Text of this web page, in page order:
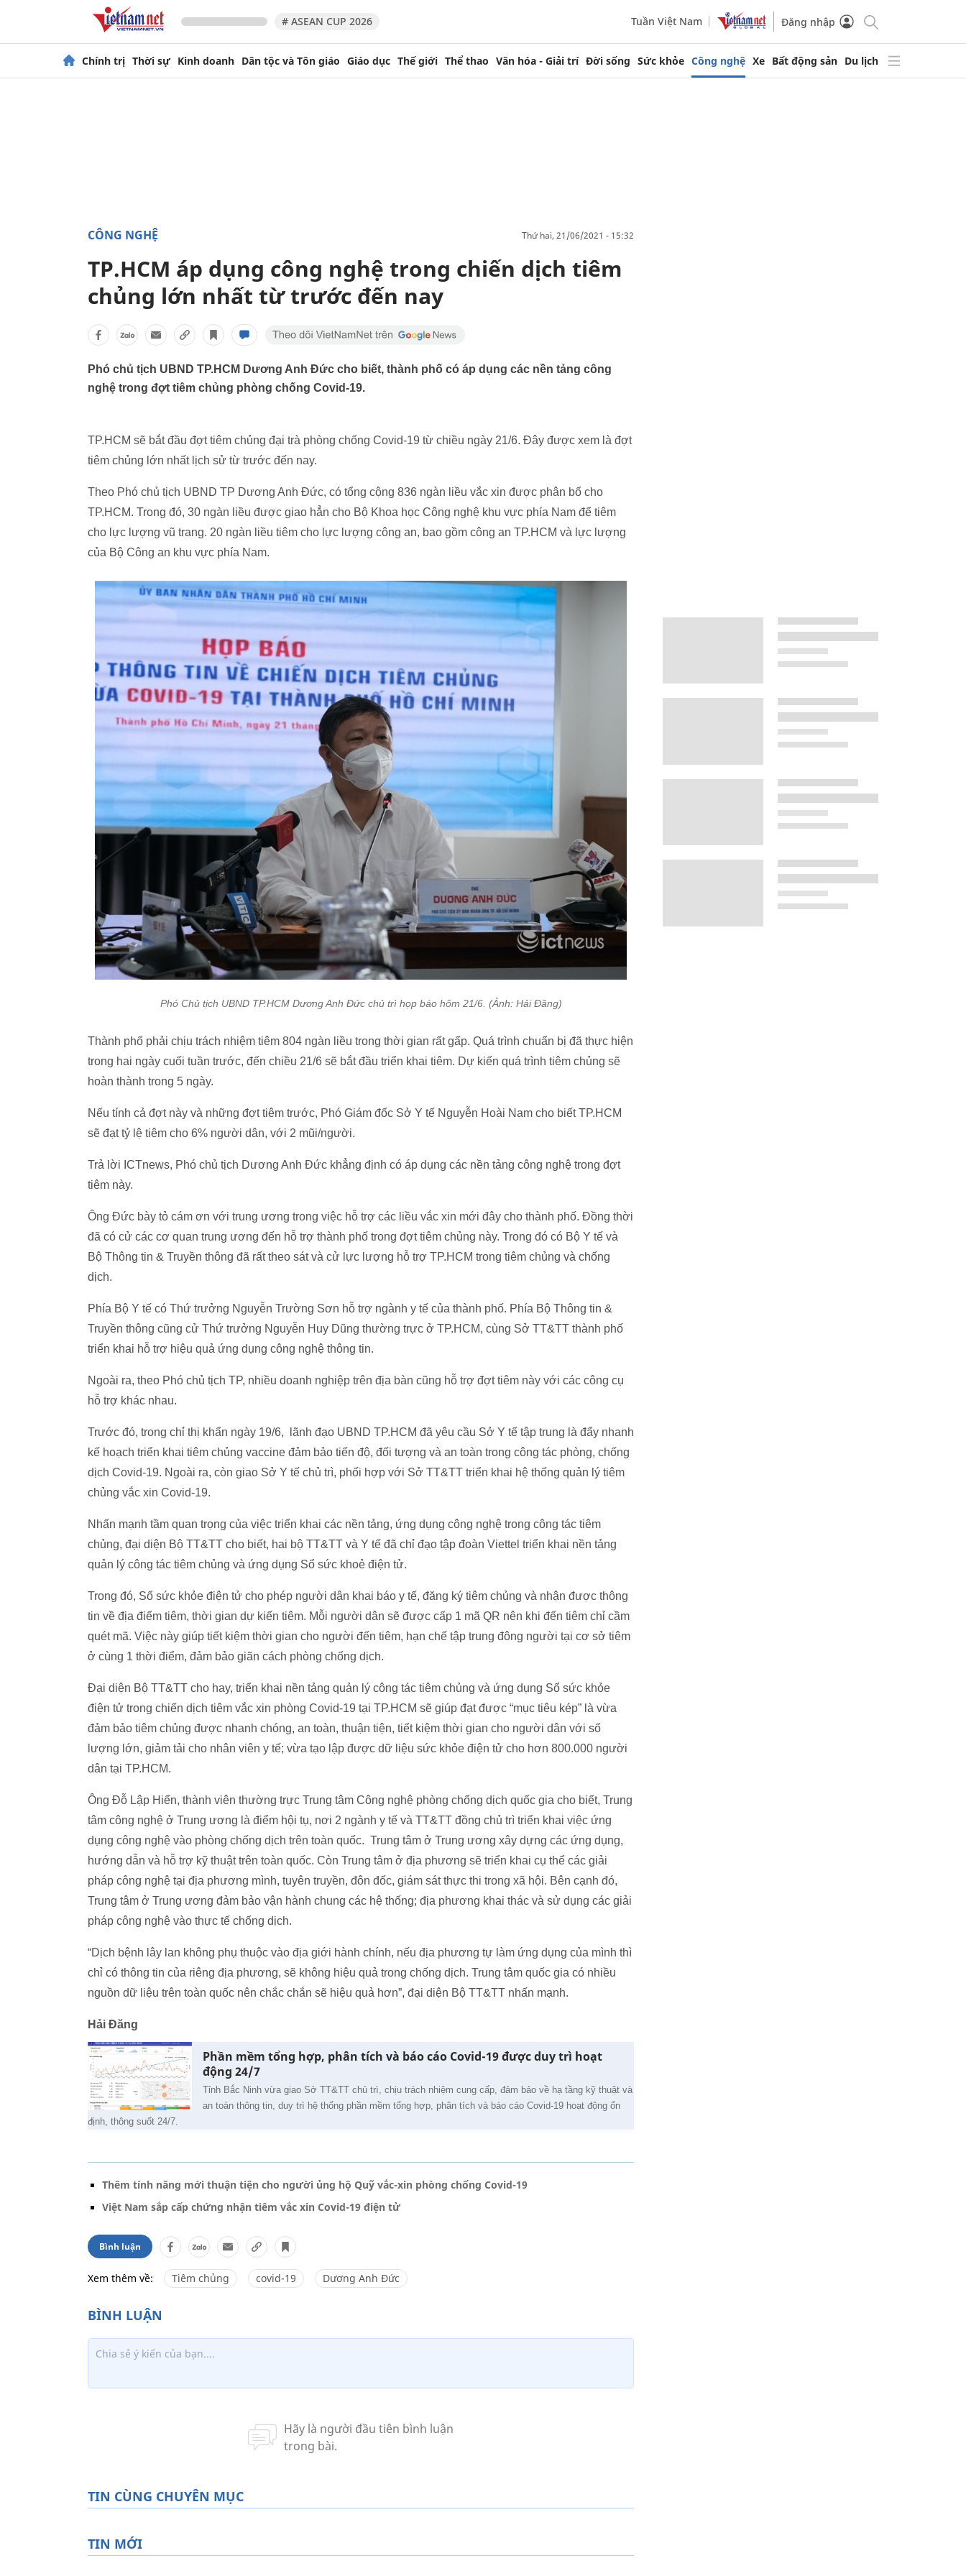
# ASEAN CUP 2026 Tuần Việt Nam Đăng nhập
Chính trị Thời sự Kinh doanh Dân tộc và Tôn giáo Giáo dục Thế giới Thể thao Văn hóa - Giải trí Đời sống Sức khỏe Công nghệ Xe Bất động sản Du lịch
CÔNG NGHỆ thứ hai, 21/06/2021 - 15:32
TP.HCM áp dụng công nghệ trong chiến dịch tiêm
chủng lớn nhất từ trước đến nay
Phó chủ tịch UBND TP.HCM Dương Anh Đức cho biết, thành phố có áp dụng các nền tảng công
nghệ trong đợt tiêm chủng phòng chống Covid-19.
TP.HCM sẽ bắt đầu đợt tiêm chủng đại trà phòng chống Covid-19 từ chiều ngày 21/6. Đây được xem là đợt
tiêm chủng lớn nhất lịch sử từ trước đến nay.
Theo Phó chủ tịch UBND TP Dương Anh Đức, có tổng cộng 836 ngàn liều vắc xin được phân bổ cho
TP.HCM. Trong đó, 30 ngàn liều được giao hẳn cho Bộ Khoa học Công nghệ khu vực phía Nam để tiêm
cho lực lượng vũ trang. 20 ngàn liều tiêm cho lực lượng công an, bao gồm công an TP.HCM và lực lượng
của Bộ Công an khu vực phía Nam.
Phó Chủ tịch UBND TP.HCM Dương Anh Đức chủ trì họp báo hôm 21/6. (Ảnh: Hải Đăng)
Thành phố phải chịu trách nhiệm tiêm 804 ngàn liều trong thời gian rất gấp. Quá trình chuẩn bị đã thực hiện
trong hai ngày cuối tuần trước, đến chiều 21/6 sẽ bắt đầu triển khai tiêm. Dự kiến quá trình tiêm chủng sẽ
hoàn thành trong 5 ngày.
Nếu tính cả đợt này và những đợt tiêm trước, Phó Giám đốc Sở Y tế Nguyễn Hoài Nam cho biết TP.HCM
sẽ đạt tỷ lệ tiêm cho 6% người dân, với 2 mũi/người.
Trả lời ICTnews, Phó chủ tịch Dương Anh Đức khẳng định có áp dụng các nền tảng công nghệ trong đợt
tiêm này.
Ông Đức bày tỏ cám ơn với trung ương trong việc hỗ trợ các liều vắc xin mới đây cho thành phố. Đồng thời
đã có cử các cơ quan trung ương đến hỗ trợ thành phố trong đợt tiêm chủng này. Trong đó có Bộ Y tế và
Bộ Thông tin & Truyền thông đã rất theo sát và cử lực lượng hỗ trợ TP.HCM trong tiêm chủng và chống
dịch.
Phía Bộ Y tế có Thứ trưởng Nguyễn Trường Sơn hỗ trợ ngành y tế của thành phố. Phía Bộ Thông tin &
Truyền thông cũng cử Thứ trưởng Nguyễn Huy Dũng thường trực ở TP.HCM, cùng Sở TT&TT thành phố
triển khai hỗ trợ hiệu quả ứng dụng công nghệ thông tin.
Ngoài ra, theo Phó chủ tịch TP, nhiều doanh nghiệp trên địa bàn cũng hỗ trợ đợt tiêm này với các công cụ
hỗ trợ khác nhau.
Trước đó, trong chỉ thị khẩn ngày 19/6, lãnh đạo UBND TP.HCM đã yêu cầu Sở Y tế tập trung là đẩy nhanh
kế hoạch triển khai tiêm chủng vaccine đảm bảo tiến độ, đối tượng và an toàn trong công tác phòng, chống
dịch Covid-19. Ngoài ra, còn giao Sở Y tế chủ trì, phối hợp với Sở TT&TT triển khai hệ thống quản lý tiêm
chủng vắc xin Covid-19.
Nhấn mạnh tầm quan trọng của việc triển khai các nền tảng, ứng dụng công nghệ trong công tác tiêm
chủng, đại diện Bộ TT&TT cho biết, hai bộ TT&TT và Y tế đã chỉ đạo tập đoàn Viettel triển khai nền tảng
quản lý công tác tiêm chủng và ứng dụng Sổ sức khoẻ điện tử.
Trong đó, Sổ sức khỏe điện tử cho phép người dân khai báo y tế, đăng ký tiêm chủng và nhận được thông
tin về địa điểm tiêm, thời gian dự kiến tiêm. Mỗi người dân sẽ được cấp 1 mã QR nên khi đến tiêm chỉ cầm
quét mã. Việc này giúp tiết kiệm thời gian cho người đến tiêm, hạn chế tập trung đông người tại cơ sở tiêm
ở cùng 1 thời điểm, đảm bảo giãn cách phòng chống dịch.
Đại diện Bộ TT&TT cho hay, triển khai nền tảng quản lý công tác tiêm chủng và ứng dụng Sổ sức khỏe
điện tử trong chiến dịch tiêm vắc xin phòng Covid-19 tại TP.HCM sẽ giúp đạt được “mục tiêu kép” là vừa
đảm bảo tiêm chủng được nhanh chóng, an toàn, thuận tiện, tiết kiệm thời gian cho người dân với số
lượng lớn, giảm tải cho nhân viên y tế; vừa tạo lập được dữ liệu sức khỏe điện tử cho hơn 800.000 người
dân tại TP.HCM.
Ông Đỗ Lập Hiển, thành viên thường trực Trung tâm Công nghệ phòng chống dịch quốc gia cho biết, Trung
tâm công nghệ ở Trung ương là điểm hội tụ, nơi 2 ngành y tế và TT&TT đồng chủ trì triển khai việc ứng
dụng công nghệ vào phòng chống dịch trên toàn quốc. Trung tâm ở Trung ương xây dựng các ứng dụng,
hướng dẫn và hỗ trợ kỹ thuật trên toàn quốc. Còn Trung tâm ở địa phương sẽ triển khai cụ thể các giải
pháp công nghệ tại địa phương mình, tuyên truyền, đôn đốc, giám sát thực thi trong xã hội. Bên cạnh đó,
Trung tâm ở Trung ương đảm bảo vận hành chung các hệ thống; địa phương khai thác và sử dụng các giải
pháp công nghệ vào thực tế chống dịch.
“Dịch bệnh lây lan không phụ thuộc vào địa giới hành chính, nếu địa phương tự làm ứng dụng của mình thì
chỉ có thông tin của riêng địa phương, sẽ không hiệu quả trong chống dịch. Trung tâm quốc gia có nhiều
nguồn dữ liệu trên toàn quốc nên chắc chắn sẽ hiệu quả hơn”, đại diện Bộ TT&TT nhấn mạnh.
Hải Đăng
Phần mềm tổng hợp, phân tích và báo cáo Covid-19 được duy trì hoạt
động 24/7
Tỉnh Bắc Ninh vừa giao Sở TT&TT chủ trì, chịu trách nhiệm cung cấp, đảm bảo về hạ tầng kỹ thuật và
an toàn thông tin, duy trì hệ thống phần mềm tổng hợp, phân tích và báo cáo Covid-19 hoạt động ổn
định, thông suốt 24/7.
Thêm tính năng mới thuận tiện cho người ủng hộ Quỹ vắc-xin phòng chống Covid-19
Việt Nam sắp cấp chứng nhận tiêm vắc xin Covid-19 điện tử
Bình luận
Xem thêm về: Tiêm chủng covid-19 Dương Anh Đức
TIN CÙNG CHUYÊN MỤC
TIN MỚI